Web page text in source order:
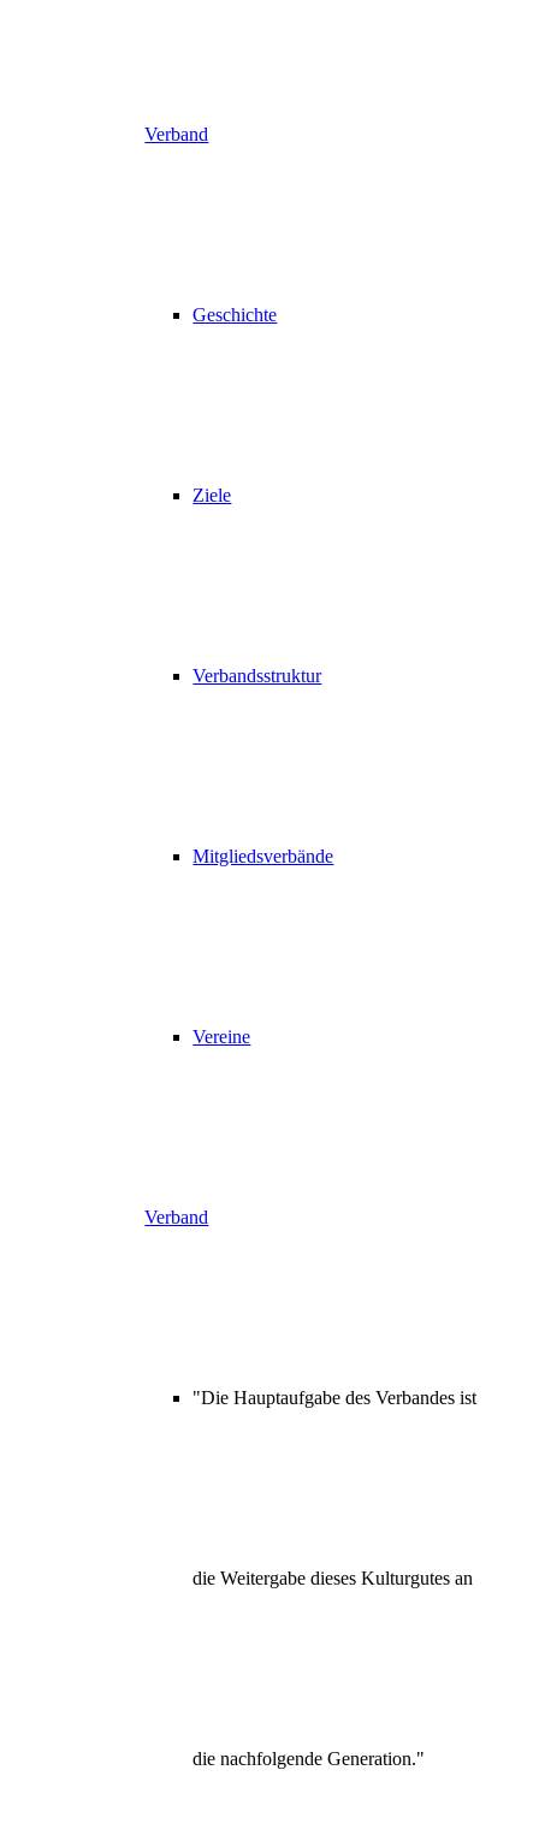
Verband
Geschichte
Ziele
Verbandsstruktur
Mitgliedsverbände
Vereine
Verband
"Die Hauptaufgabe des Verbandes ist
die Weitergabe dieses Kulturgutes an
die nachfolgende Generation."